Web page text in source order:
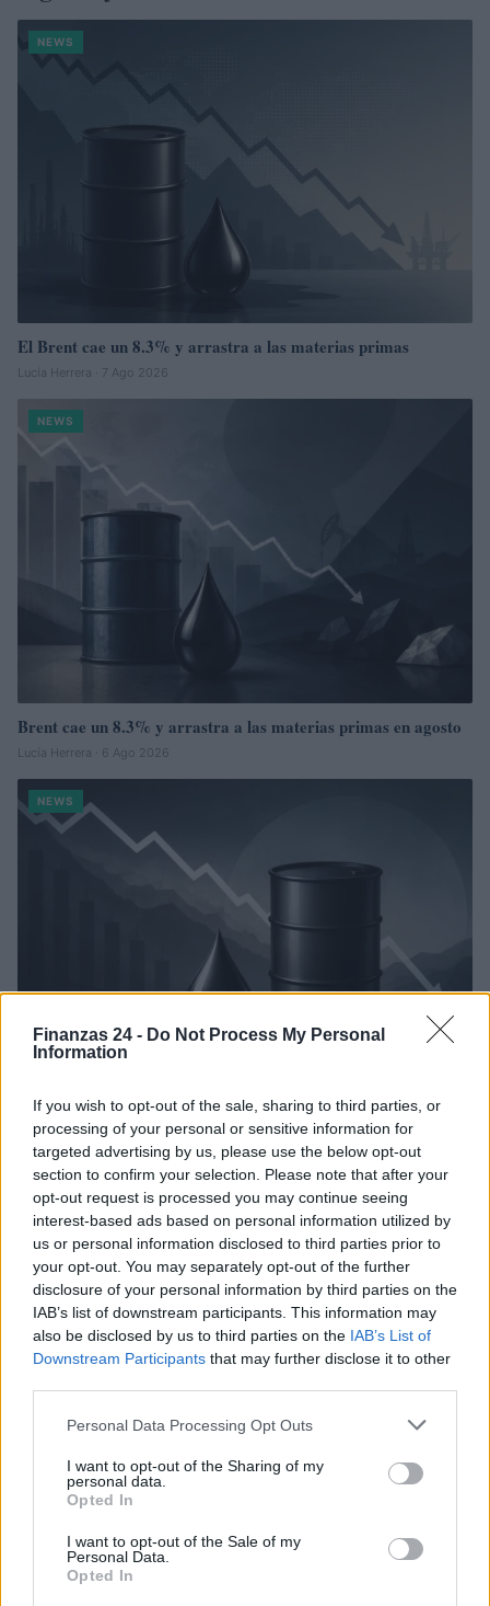
Finanzas 24 - Do Not Process My Personal
Information
If you wish to opt-out of the sale, sharing to third parties, or
processing of your personal or sensitive information for
targeted advertising by us, please use the below opt-out
section to confirm your selection. Please note that after your
opt-out request is processed you may continue seeing
interest-based ads based on personal information utilized by
us or personal information disclosed to third parties prior to
your opt-out. You may separately opt-out of the further
disclosure of your personal information by third parties on the
IAB’s list of downstream participants. This information may
also be disclosed by us to third parties on the IAB’s List of
Downstream Participants that may further disclose it to other
Please note that this website/app uses one or more Google
not limited to your visit or usage behaviour. You may click to
grant or deny consent to Google and its third-party tags to
use your data for below specified purposes in below Google
consent section.
Personal Data Processing Opt Outs
I want to opt-out of the Sharing of my
personal data.
Opted In
I want to opt-out of the Sale of my
Personal Data.
Opted In
NEWS
El Brent cae un 8.3% y arrastra a las materias primas
Lucía Herrera · 7 Ago 2026
NEWS
Brent cae un 8.3% y arrastra a las materias primas en agosto
Lucía Herrera · 6 Ago 2026
NEWS
El petróleo Brent cae un 8.46% y arrastra a las materias
primas
Lucía Herrera · 5 Ago 2026
COTIZACIONES CRYPTO
Nombre Precio
Bitcoin $64,936.00
(ETH)
BNB
(BNB)